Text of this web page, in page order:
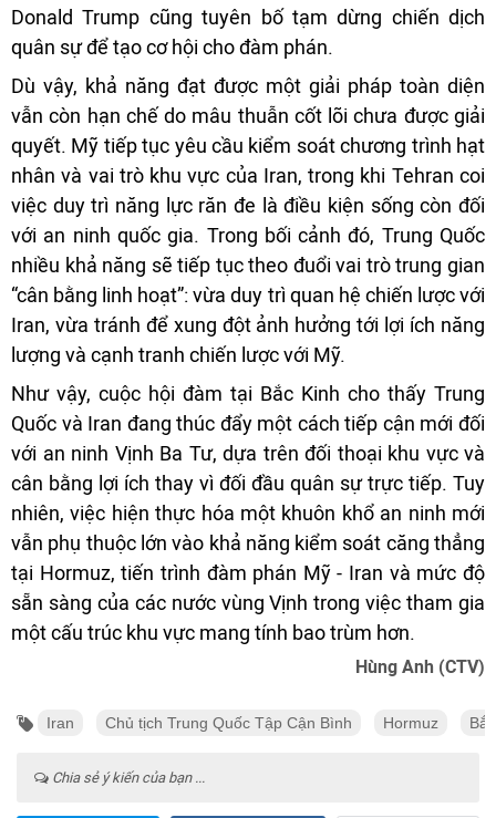
Donald Trump cũng tuyên bố tạm dừng chiến dịch
quân sự để tạo cơ hội cho đàm phán.
Dù vậy, khả năng đạt được một giải pháp toàn diện
vẫn còn hạn chế do mâu thuẫn cốt lõi chưa được giải
quyết. Mỹ tiếp tục yêu cầu kiểm soát chương trình hạt
nhân và vai trò khu vực của Iran, trong khi Tehran coi
việc duy trì năng lực răn đe là điều kiện sống còn đối
với an ninh quốc gia. Trong bối cảnh đó, Trung Quốc
nhiều khả năng sẽ tiếp tục theo đuổi vai trò trung gian
“cân bằng linh hoạt”: vừa duy trì quan hệ chiến lược với
Iran, vừa tránh để xung đột ảnh hưởng tới lợi ích năng
lượng và cạnh tranh chiến lược với Mỹ.
Như vậy, cuộc hội đàm tại Bắc Kinh cho thấy Trung
Quốc và Iran đang thúc đẩy một cách tiếp cận mới đối
với an ninh Vịnh Ba Tư, dựa trên đối thoại khu vực và
cân bằng lợi ích thay vì đối đầu quân sự trực tiếp. Tuy
nhiên, việc hiện thực hóa một khuôn khổ an ninh mới
vẫn phụ thuộc lớn vào khả năng kiểm soát căng thẳng
tại Hormuz, tiến trình đàm phán Mỹ - Iran và mức độ
sẵn sàng của các nước vùng Vịnh trong việc tham gia
một cấu trúc khu vực mang tính bao trùm hơn.
Hùng Anh (CTV)
Iran Chủ tịch Trung Quốc Tập Cận Bình Hormuz
Chia sẻ ý kiến của bạn ...